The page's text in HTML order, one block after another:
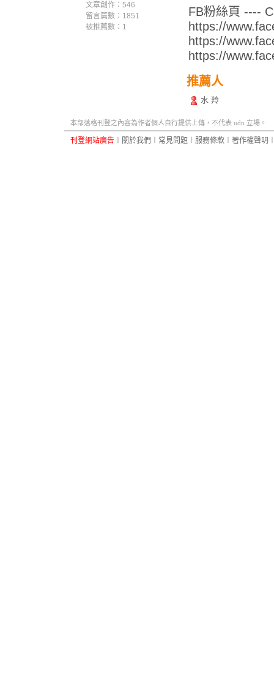
文章創作：546
留言篇數：1851
被推薦數： 1
FB粉絲頁 ----
https://
https://
https://
推薦人
水 羚
本部落格刊登之內容為作者個人自行提供上傳，不代表 udn 立場。
刊登網站廣告 關於我們 常見問題 服務條款 著作權聲明